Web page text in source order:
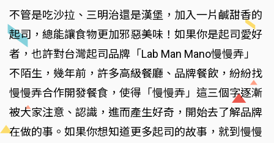
不管是吃沙拉、三明治還是漢堡，加入一片鹹甜香的
起司，總能讓食物更加邪惡美味！如果你是起司愛好
者，也許對台灣起司品牌「Lab Man Mano慢慢弄」
不陌生，幾年前，許多高級餐廳、品牌餐飲，紛紛找
慢慢弄合作開發餐食，使得「慢慢弄」這三個字逐漸
被大家注意、認識，進而產生好奇，開始去了解品牌
在做的事。如果你想知道更多起司的故事，就到慢慢